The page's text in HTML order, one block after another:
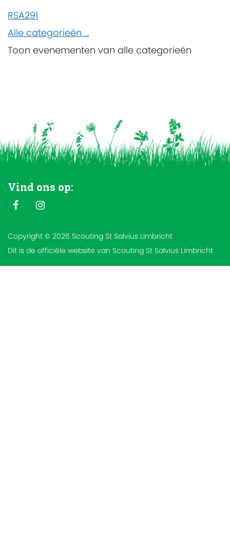
RSA291
Alle categorieën ...
Toon evenementen van alle categorieën
Vind ons op:
Copyright © 2026 Scouting St Salvius Limbricht
Dit is de officiële website van Scouting St Salvius Limbricht